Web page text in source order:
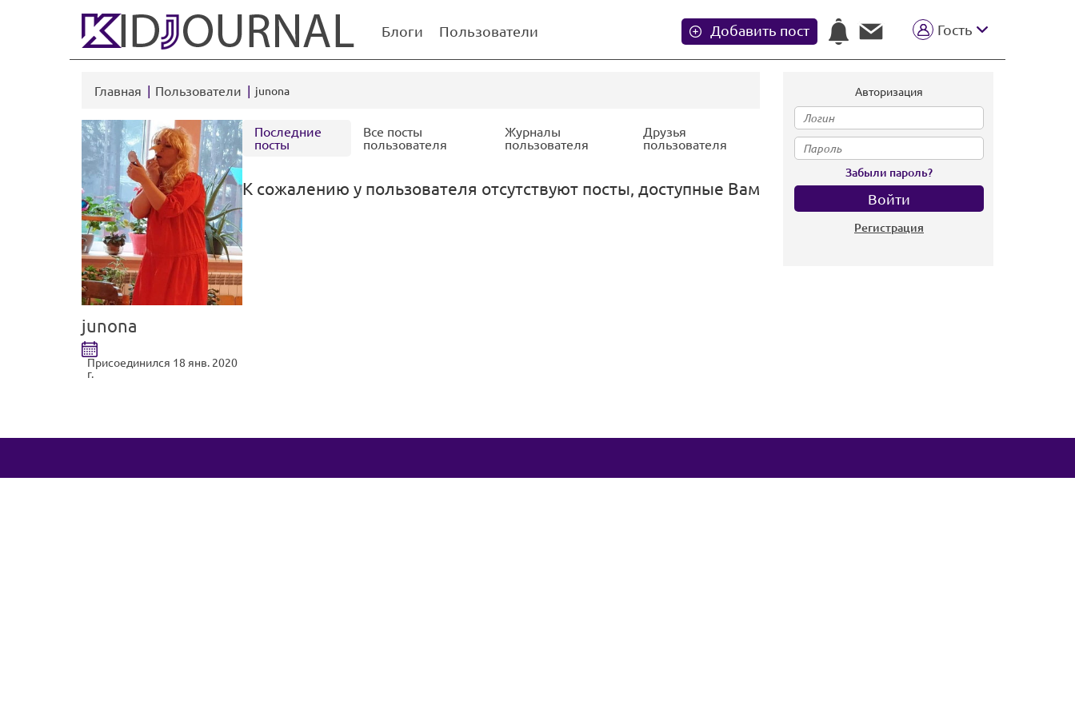
Блоги Пользователи Добавить пост Гость
Главная Пользователи junona
junona
Присоединился 18 янв. 2020
г.
Последние
посты
Все посты
пользователя
Журналы
пользователя
Друзья
пользователя
К сожалению у пользователя отсутствуют посты, доступные Вам
Авторизация
Забыли пароль?
Регистрация